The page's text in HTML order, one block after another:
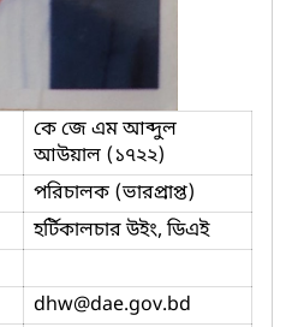
কে জে এম আব্দুল
আউয়াল (১৭২২)
পরিচালক (ভারপ্রাপ্ত)
হর্টিকালচার উইং, ‍ডিএই
dhw@dae.gov.bd